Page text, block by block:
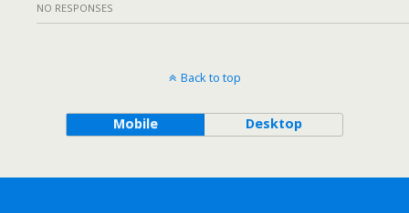
NO RESPONSES
Back to top
Mobile Desktop